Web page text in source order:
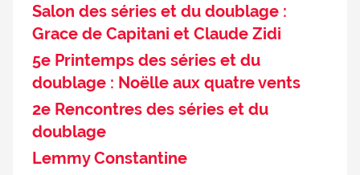
Salon des séries et du doublage :
Grace de Capitani et Claude Zidi
5e Printemps des séries et du
doublage : Noëlle aux quatre vents
2e Rencontres des séries et du
doublage
Lemmy Constantine